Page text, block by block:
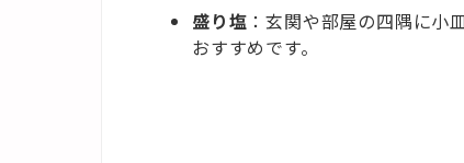
盛り塩 ：玄関や部屋の四隅に小
おすすめです。